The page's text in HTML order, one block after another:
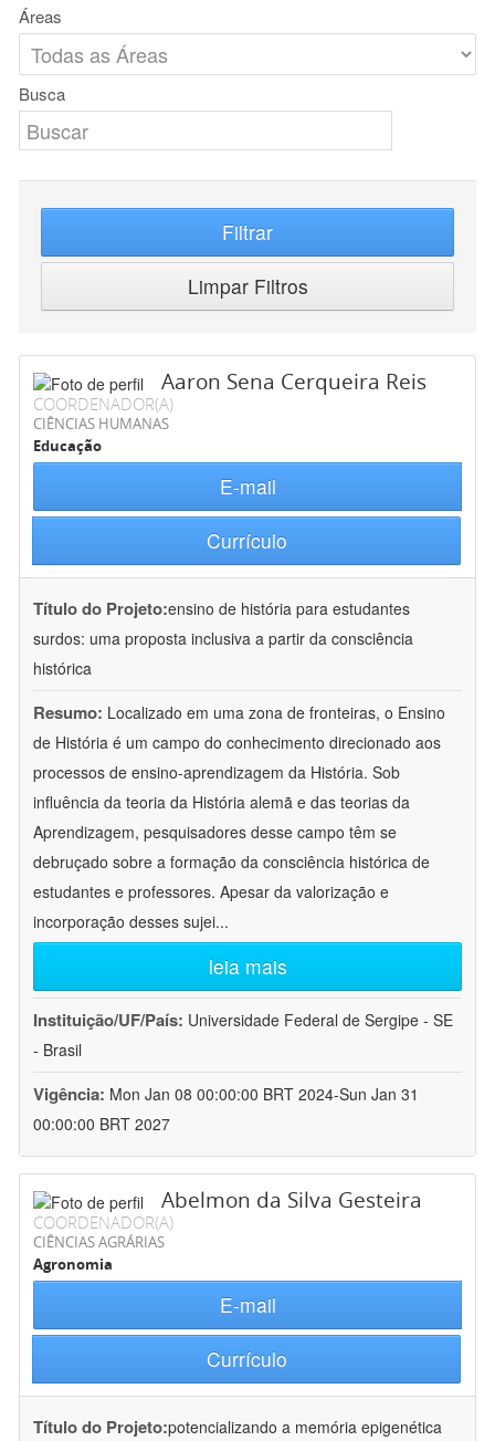
Áreas
Busca
Filtrar
Limpar Filtros
Aaron Sena Cerqueira Reis
COORDENADOR(A)
CIÊNCIAS HUMANAS
Educação
E-mail
Currículo
Título do Projeto:ensino de história para estudantes
surdos: uma proposta inclusiva a partir da consciência
histórica
Resumo: Localizado em uma zona de fronteiras, o Ensino
de História é um campo do conhecimento direcionado aos
processos de ensino-aprendizagem da História. Sob
influência da teoria da História alemã e das teorias da
Aprendizagem, pesquisadores desse campo têm se
debruçado sobre a formação da consciência histórica de
estudantes e professores. Apesar da valorização e
incorporação desses sujei...
leia mais
Instituição/UF/País: Universidade Federal de Sergipe - SE
- Brasil
Vigência: Mon Jan 08 00:00:00 BRT 2024-Sun Jan 31
00:00:00 BRT 2027
Abelmon da Silva Gesteira
COORDENADOR(A)
CIÊNCIAS AGRÁRIAS
Agronomia
E-mail
Currículo
Título do Projeto:potencializando a memória epigenética